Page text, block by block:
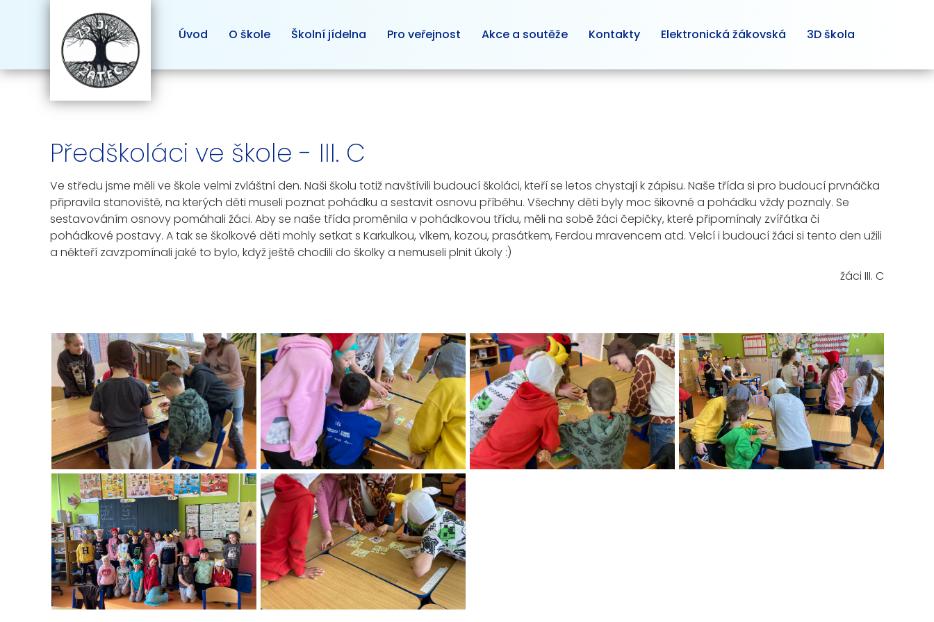
Úvod O škole Školní jídelna Pro veřejnost Akce a soutěže Kontakty Elektronická žákovská 3D škola
Předškoláci ve škole - III. C
Ve středu jsme měli ve škole velmi zvláštní den. Naši školu totiž navštívili budoucí školáci, kteří se letos chystají k zápisu. Naše třída si pro budoucí prvnáčka
připravila stanoviště, na kterých děti museli poznat pohádku a sestavit osnovu příběhu. Všechny děti byly moc šikovné a pohádku vždy poznaly. Se
sestavováním osnovy pomáhali žáci. Aby se naše třída proměnila v pohádkovou třídu, měli na sobě žáci čepičky, které připomínaly zvířátka či
pohádkové postavy. A tak se školkové děti mohly setkat s Karkulkou, vlkem, kozou, prasátkem, Ferdou mravencem atd. Velcí i budoucí žáci si tento den užili
a někteří zavzpomínali jaké to bylo, když ještě chodili do školky a nemuseli plnit úkoly :)
žáci III. C